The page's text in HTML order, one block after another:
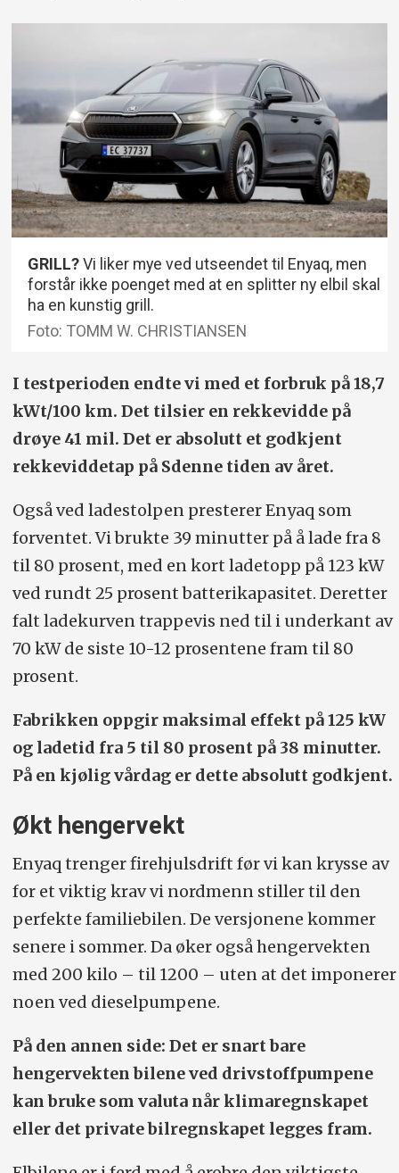
GRILL?Vi liker mye ved utseendet til Enyaq, men
forstår ikke poenget med at en splitter ny elbil skal
ha en kunstig grill.
Foto: TOMM W. CHRISTIANSEN
I testperioden endte vi med et forbruk på 18,7
kWt/100 km. Det tilsier en rekkevidde på
drøye 41 mil. Det er absolutt et godkjent
rekkeviddetap på Sdenne tiden av året.
Også ved ladestolpen presterer Enyaq som
forventet. Vi brukte 39 minutter på å lade fra 8
til 80 prosent, med en kort ladetopp på 123 kW
ved rundt 25 prosent batterikapasitet. Deretter
falt ladekurven trappevis ned til i underkant av
70 kW de siste 10-12 prosentene fram til 80
prosent.
Fabrikken oppgir maksimal effekt på 125 kW
og ladetid fra 5 til 80 prosent på 38 minutter.
På en kjølig vårdag er dette absolutt godkjent.
Økt hengervekt
Enyaq trenger firehjulsdrift før vi kan krysse av
for et viktig krav vi nordmenn stiller til den
perfekte familiebilen. De versjonene kommer
senere i sommer. Da øker også hengervekten
med 200 kilo – til 1200 – uten at det imponerer
noen ved dieselpumpene.
På den annen side: Det er snart bare
hengervekten bilene ved drivstoffpumpene
kan bruke som valuta når klimaregnskapet
eller det private bilregnskapet legges fram.